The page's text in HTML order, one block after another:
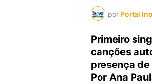
por Portal
Primeiro
canções
presença de
Por Ana